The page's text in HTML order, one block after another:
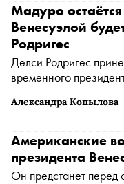
Александра Копылова
Мадуро
Венесуэлой
Родригес
Делси Родригес
временного
Американские
президента
Он предстанет